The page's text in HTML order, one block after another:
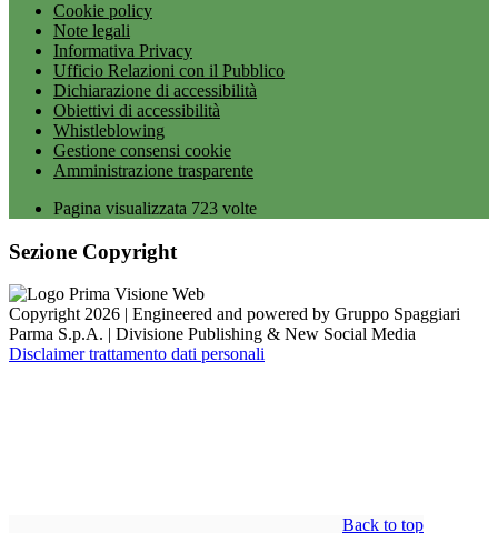
Cookie policy
Note legali
Informativa Privacy
Ufficio Relazioni con il Pubblico
Dichiarazione di accessibilità
Obiettivi di accessibilità
Whistleblowing
Gestione consensi cookie
Amministrazione trasparente
Pagina visualizzata 723 volte
Sezione Copyright
Copyright 2026 | Engineered and powered by Gruppo Spaggiari
Parma S.p.A. | Divisione Publishing & New Social Media
Disclaimer trattamento dati personali
Back to top